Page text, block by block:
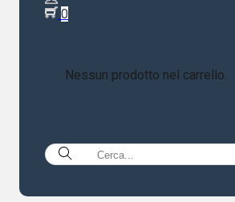
0
Nessun prodotto nel carrello.